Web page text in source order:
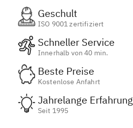
Geschult
ISO 9001 zertifiziert
Schneller Service
Innerhalb von 40 min.
Beste Preise
Kostenlose Anfahrt
Jahrelange Erfahrung
Seit 1995